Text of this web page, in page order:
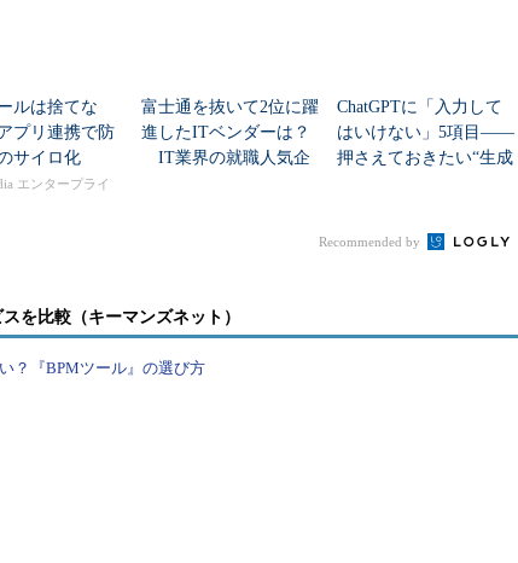
と聴衆とのコミュニケーションを可視化するといったユ
り、遠からず実現する可能性がある。
障がいのギャップを埋めていきたい
ルは捨てな
プリ連携で防
サイロ化
エンタープライ
富士通を抜いて2位に躍
進したITベンダーは？
IT業界の就職人気企
ChatGPTに「入力して
はいけない」5項目――
押さえておきたい“生成
Recommended by
を比較（キーマンズネット）
？『BPMツール』の選び方